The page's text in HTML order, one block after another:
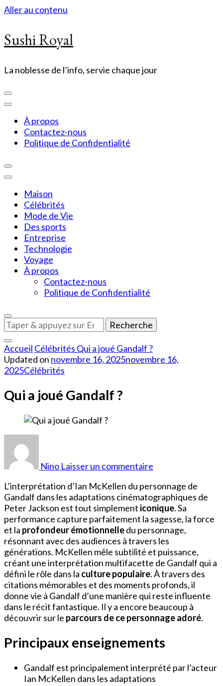
Aller au contenu
Sushi Royal
La noblesse de l’info, servie chaque jour
À propos
Contactez-nous
Politique de Confidentialité
Maison
Célébrités
Mode de Vie
Des sports
Entreprise
Technologie
Voyage
À propos
Contactez-nous
Politique de Confidentialité
Vous
recherchiez
quelque
chose
?
Accueil Célébrités Qui a joué Gandalf ?
Updated on novembre 16, 2025novembre 16,
2025Célébrités
Qui a joué Gandalf ?
Nino Laisser un commentaire
joué
Gandalf
?
L’interprétation d’Ian McKellen du personnage de
Gandalf dans les adaptations cinématographiques de
Peter Jackson est tout simplement iconique. Sa
performance capture parfaitement la sagesse, la force
et la profondeur émotionnelledu personnage,
résonnant avec des audiences à travers les
générations. McKellen mêle subtilité et puissance,
créant une interprétation multifacette de Gandalf qui a
défini le rôle dans la culture populaire. À travers des
citations mémorables et des moments profonds, il
donne vie à Gandalf d’une manière qui reste influente
dans le récit fantastique. Il y a encore beaucoup à
découvrir sur le parcours de ce personnage adoré.
Principaux enseignements
Gandalf est principalement interprété par l’acteur
Ian McKellen dans les adaptations